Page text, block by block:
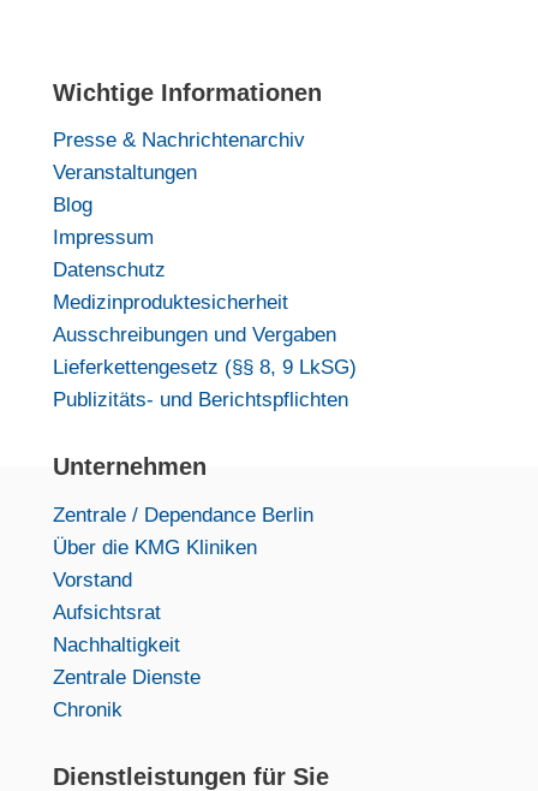
Wichtige Informationen
Presse & Nachrichtenarchiv
Veranstaltungen
Blog
Impressum
Datenschutz
Medizinproduktesicherheit
Ausschreibungen und Vergaben
Lieferkettengesetz (§§ 8, 9 LkSG)
Publizitäts- und Berichtspflichten
Unternehmen
Zentrale / Dependance Berlin
Über die KMG Kliniken
Vorstand
Aufsichtsrat
Nachhaltigkeit
Zentrale Dienste
Chronik
Dienstleistungen für Sie